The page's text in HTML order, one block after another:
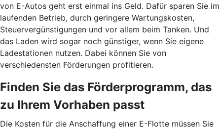
von E-Autos geht erst einmal ins Geld. Dafür sparen Sie im
laufenden Betrieb, durch geringere Wartungskosten,
Steuervergünstigungen und vor allem beim Tanken. Und
das Laden wird sogar noch günstiger, wenn Sie eigene
Ladestationen nutzen. Dabei können Sie von
verschiedensten Förderungen profitieren.
Finden Sie das Förderprogramm, das
zu Ihrem Vorhaben passt
Die Kosten für die Anschaffung einer E-Flotte müssen Sie